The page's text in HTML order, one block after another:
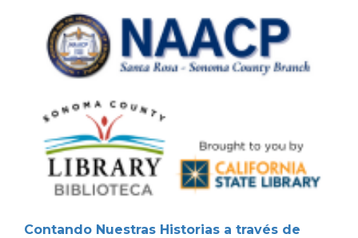
Contando Nuestras Historias a través de